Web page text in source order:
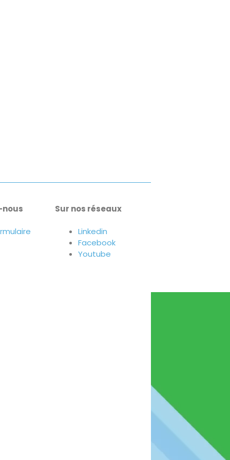
Sur nos réseaux
Linkedin
Facebook
Youtube